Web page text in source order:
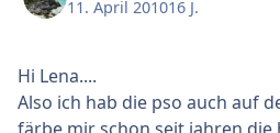
11. April 201016 J.
Hi Lena....
Also ich hab die pso auch auf
färbe mir schon seit jahren die